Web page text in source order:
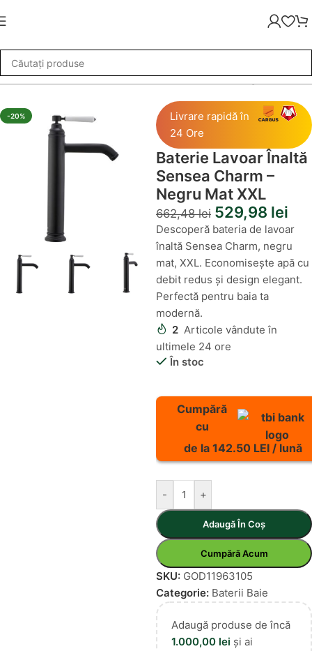
Baie»Baterie Lavoar Înaltă Sensea Charm – Negru Mat XXL
-20%
Livrare rapidă în
24 Ore
Baterie Lavoar Înaltă
Sensea Charm –
Negru Mat XXL
662,48lei 529,98 lei
Descoperă bateria de lavoar
înaltă Sensea Charm, negru
mat, XXL. Economisește apă cu
debit redus și design elegant.
Perfectă pentru baia ta
modernă.
2 Articole vândute în
ultimele 24 ore
În stoc
Cumpără
cu
de la 142.50 LEI / lună
- +
Adaugă În Coș
Cumpără Acum
SKU: GOD11963105
Categorie: Baterii Baie
Adaugă produse de încă
1.000,00 lei și ai